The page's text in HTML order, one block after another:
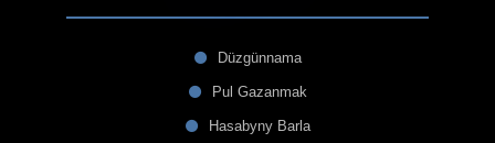
Düzgünnama
Pul Gazanmak
Hasabyny Barla